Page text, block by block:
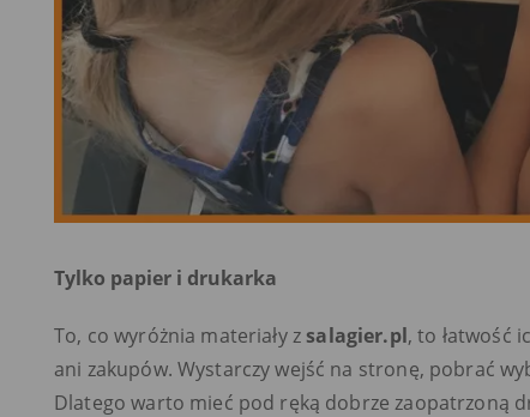
Tylko papier i drukarka
To, co wyróżnia materiały z salagier.pl, to łatwość
ani zakupów. Wystarczy wejść na stronę, pobrać
Dlatego warto mieć pod ręką dobrze zaopatrzoną